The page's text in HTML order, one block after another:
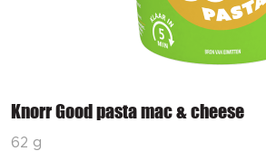
Knorr Good pasta mac & cheese
62 g